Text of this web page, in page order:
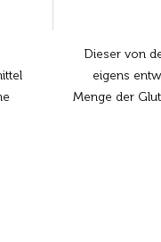
Dieser von
eigens
Menge der